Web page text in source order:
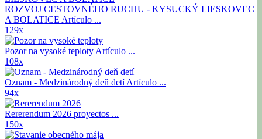
ROZVOJ CESTOVNÉHO RUCHU - KYSUCKÝ LIESKOVEC
A BOLATICE Artículo ...
129x
Pozor na vysoké teploty Artículo ...
108x
Oznam - Medzinárodný deň detíArtículo ...
94x
Rererendum 2026 proyectos ...
150x